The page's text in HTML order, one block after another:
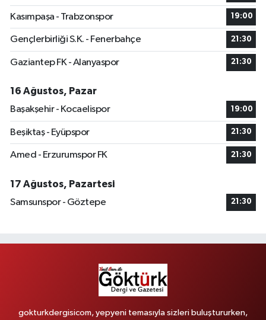
Kasımpaşa - Trabzonspor 19:00
Gençlerbirliği S.K. - Fenerbahçe 21:30
Gaziantep FK - Alanyaspor 21:30
16 Ağustos, Pazar
Başakşehir - Kocaelispor
19:00
Beşiktaş - Eyüpspor 21:30
Amed - Erzurumspor FK 21:30
17 Ağustos, Pazartesi
Samsunspor - Göztepe
21:30
gokturkdergisicom, yepyeni temasıyla sizleri buluştururken,